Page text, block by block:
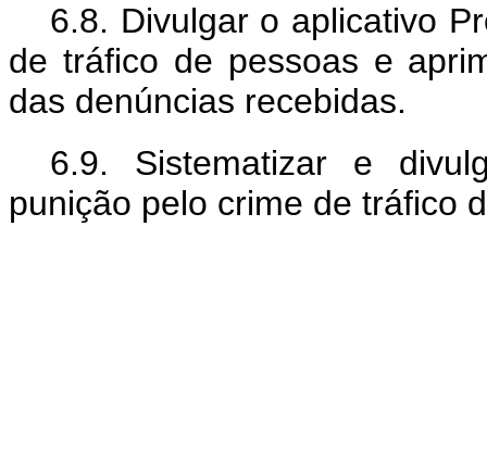
6.8. Divulgar o aplicativo
de tráfico de pessoas e
das denúncias recebidas.
6.9. Sistematizar e
punição pelo crime de tráfico